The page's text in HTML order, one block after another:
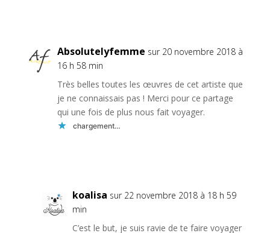
Absolutelyfemme sur 20 novembre 2018 à
16 h 58 min
Très belles toutes les œuvres de cet artiste que
je ne connaissais pas ! Merci pour ce partage
qui une fois de plus nous fait voyager.
chargement…
koalisa sur 22 novembre 2018 à 18 h 59
min
C’est le but, je suis ravie de te faire voyager